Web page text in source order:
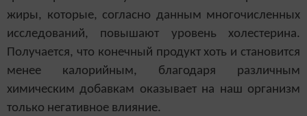
жиры, которые, согласно данным многочисленных
исследований, повышают уровень холестерина.
Получается, что конечный продукт хоть и становится
менее калорийным, благодаря различным
химическим добавкам оказывает на наш организм
только негативное влияние.